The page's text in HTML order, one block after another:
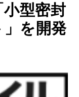
型密封
を開発